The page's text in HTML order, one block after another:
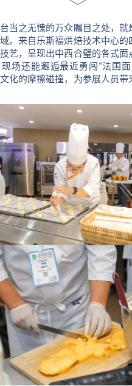
当之无愧的万众瞩目之处，就
。来自乐斯福烘焙技术中心的
艺，呈现出中西合璧的各式面
场还能邂逅最近勇闯“法国
化的摩擦碰撞，为参展人员带